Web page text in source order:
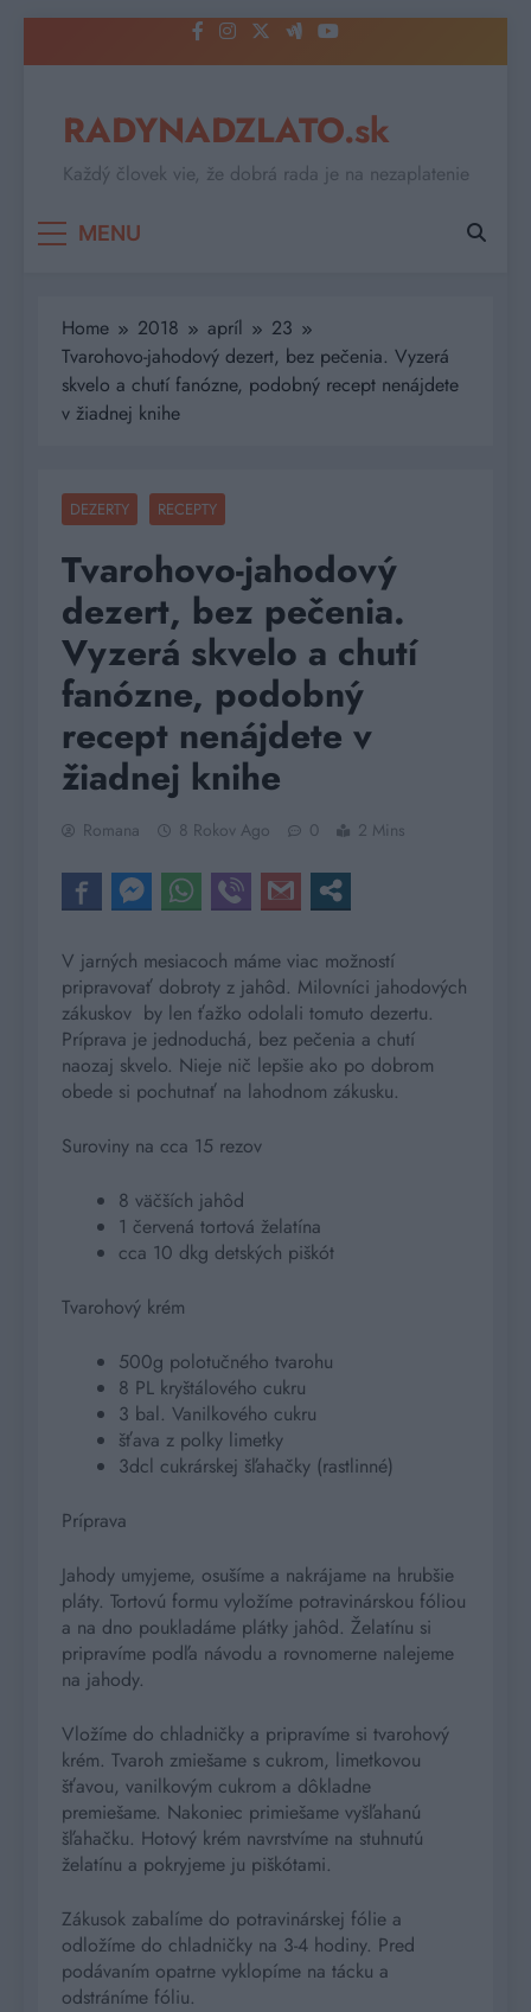
to
RADYNADZLATO.sk
Každý človek vie, že dobrá rada je na nezaplatenie
MENU
Home 2018 apríl
23
Tvarohovo-jahodový dezert, bez pečenia. Vyzerá
skvelo a chutí fanózne, podobný recept nenájdete
v žiadnej knihe
DEZERTY RECEPTY
Tvarohovo-jahodový
dezert, bez pečenia.
Vyzerá skvelo a chutí
fanózne, podobný
recept nenájdete v
žiadnej knihe
Romana 8 Rokov Ago 0 2 Mins
V jarných mesiacoch máme viac možností
pripravovať dobroty z jahôd. Milovníci jahodových
zákuskov by len ťažko odolali tomuto dezertu.
Príprava je jednoduchá, bez pečenia a chutí
naozaj skvelo. Nieje nič lepšie ako po dobrom
obede si pochutnať na lahodnom zákusku.
Suroviny na cca 15 rezov
8 väčších jahôd
1 červená tortová želatína
cca 10 dkg detských piškót
Tvarohový krém
500g polotučného tvarohu
8 PL kryštálového cukru
3 bal. Vanilkového cukru
šťava z polky limetky
3dcl cukrárskej šľahačky (rastlinné)
Príprava
Jahody umyjeme, osušíme a nakrájame na hrubšie
pláty. Tortovú formu vyložíme potravinárskou fóliou
a na dno poukladáme plátky jahôd. Želatínu si
pripravíme podľa návodu a rovnomerne nalejeme
na jahody.
Vložíme do chladničky a pripravíme si tvarohový
krém. Tvaroh zmiešame s cukrom, limetkovou
šťavou, vanilkovým cukrom a dôkladne
premiešame. Nakoniec primiešame vyšľahanú
šľahačku. Hotový krém navrstvíme na stuhnutú
želatínu a pokryjeme ju piškótami.
Zákusok zabalíme do potravinárskej fólie a
odložíme do chladničky na 3-4 hodiny. Pred
podávaním opatrne vyklopíme na tácku a
odstráníme fóliu.